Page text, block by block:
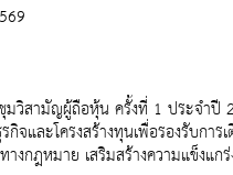
สามัญผู้ถือหุ้น ครั้งที่ 1 ประจำปี
และโครงสร้างทุนเพื่อรองรับก
ฎหมาย เสริมสร้างความแข็งแก